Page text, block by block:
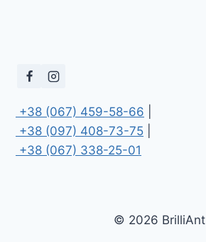
+38 (067) 459-58-66
+38 (097) 408-73-75
+38 (067) 338-25-01
© 2026 BrilliAnt